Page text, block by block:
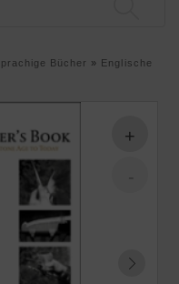
Bücher » Englische